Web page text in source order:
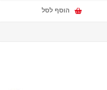
הוסף לסל